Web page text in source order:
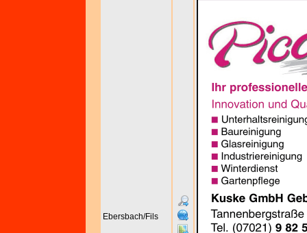
Ebersbach/Fils